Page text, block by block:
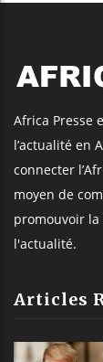
Africa Presse
l’actualité en
connecter
moyen de
promouvoir
l'actualité.
Articles